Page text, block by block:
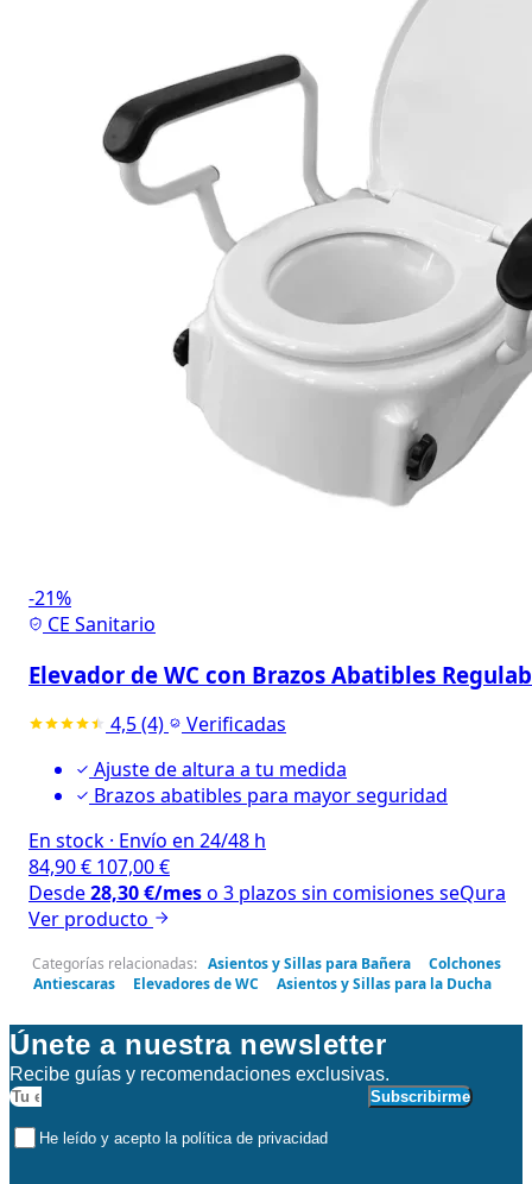
-21%
CE Sanitario
Elevador de WC con Brazos Abatibles
4,5(4)
Verificadas
Ajuste de altura a tu medida
Brazos abatibles para mayor seguridad
En stock · Envío en 24/48 h
84,90€ 107,00€
Desde28,30€/meso 3 plazos sin comisiones seQura
Ver producto
Categorías relacionadas: Asientos y Sillas para Bañera
Colchones
Antiescaras
Elevadores de WC Asientos y Sillas para la Ducha
Únete a nuestra newsletter
Recibe guías y recomendaciones exclusivas.
He leído y acepto la política de privacidad
Subscribirme